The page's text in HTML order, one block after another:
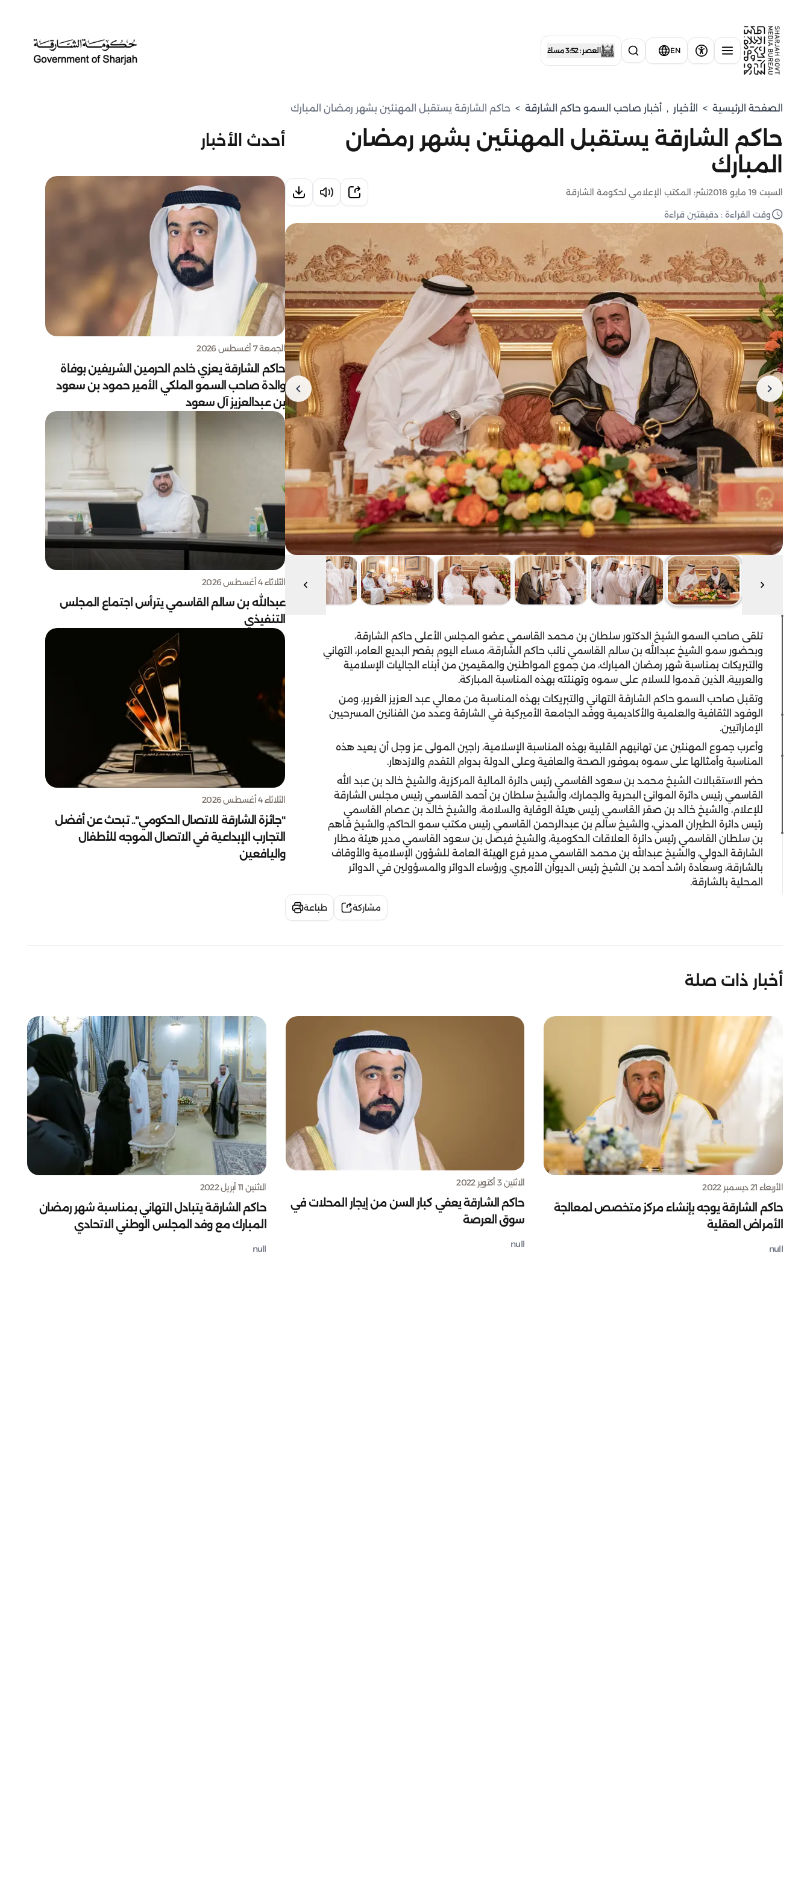
EN العصر : 3:52 مساءً
الصفحة الرئيسية > الأخبار , أخبار صاحب السمو حاكم الشارقة > حاكم الشارقة يستقبل المهنئين بشهر رمضان المبارك
حاكم الشارقة يستقبل المهنئين بشهر رمضان
المبارك
السبت 19 مايو 2018 نشر: المكتب الإعلامي لحكومة الشارقة
وقت القراءة : دقيقتين قراءة
تلقى صاحب السمو الشيخ الدكتور سلطان بن محمد القاسمي عضو المجلس الأعلى حاكم الشارقة،
وبحضور سمو الشيخ عبدالله بن سالم القاسمي نائب حاكم الشارقة، مساء اليوم بقصر البديع العامر، التهاني
والتبريكات بمناسبة شهر رمضان المبارك، من جموع المواطنين والمقيمين من أبناء الجاليات الإسلامية
والعربية، الذين قدموا للسلام على سموه وتهنئته بهذه المناسبة المباركة.
وتقبل صاحب السمو حاكم الشارقة التهاني والتبريكات بهذه المناسبة من معالي عبد العزيز الغرير، ومن
الوفود الثقافية والعلمية والأكاديمية ووفد الجامعة الأميركية في الشارقة وعدد من الفنانين المسرحيين
الإماراتيين.
وأعرب جموع المهنئين عن تهانيهم القلبية بهذه المناسبة الإسلامية، راجين المولى عز وجل أن يعيد هذه
المناسبة وأمثالها على سموه بموفور الصحة والعافية وعلى الدولة بدوام التقدم والازدهار.
حضر الاستقبالات الشيخ محمد بن سعود القاسمي رئيس دائرة المالية المركزية، والشيخ خالد بن عبد الله
القاسمي رئيس دائرة الموانئ البحرية والجمارك، والشيخ سلطان بن أحمد القاسمي رئيس مجلس الشارقة
للإعلام، والشيخ خالد بن صقر القاسمي رئيس هيئة الوقاية والسلامة، والشيخ خالد بن عصام القاسمي
رئيس دائرة الطيران المدني، والشيخ سالم بن عبدالرحمن القاسمي رئيس مكتب سمو الحاكم، والشيخ فاهم
بن سلطان القاسمي رئيس دائرة العلاقات الحكومية، والشيخ فيصل بن سعود القاسمي مدير هيئة مطار
الشارقة الدولي، والشيخ عبدالله بن محمد القاسمي مدير فرع الهيئة العامة للشؤون الإسلامية والأوقاف
بالشارقة، وسعادة راشد أحمد بن الشيخ رئيس الديوان الأميري، ورؤساء الدوائر والمسؤولين في الدوائر
المحلية بالشارقة.
مشاركة طباعة
أحدث الأخبار
الجمعة 7 أغسطس 2026
حاكم الشارقة يعزي خادم الحرمين الشريفين بوفاة
والدة صاحب السمو الملكي الأمير حمود بن سعود
بن عبدالعزيز آل سعود
الثلاثاء 4 أغسطس 2026
عبدالله بن سالم القاسمي يترأس اجتماع المجلس
التنفيذي
الثلاثاء 4 أغسطس 2026
"جائزة الشارقة للاتصال الحكومي".. تبحث عن أفضل
التجارب الإبداعية في الاتصال الموجه للأطفال
واليافعين
أخبار ذات صلة
الأربعاء 21 ديسمبر 2022
حاكم الشارقة يوجه بإنشاء مركز متخصص لمعالجة
الأمراض العقلية
null
الاثنين 3 أكتوبر 2022
حاكم الشارقة يعفي كبار السن من إيجار المحلات في
سوق العرصة
null
الاثنين 11 أبريل 2022
حاكم الشارقة يتبادل التهاني بمناسبة شهر رمضان
المبارك مع وفد المجلس الوطني الاتحادي
null